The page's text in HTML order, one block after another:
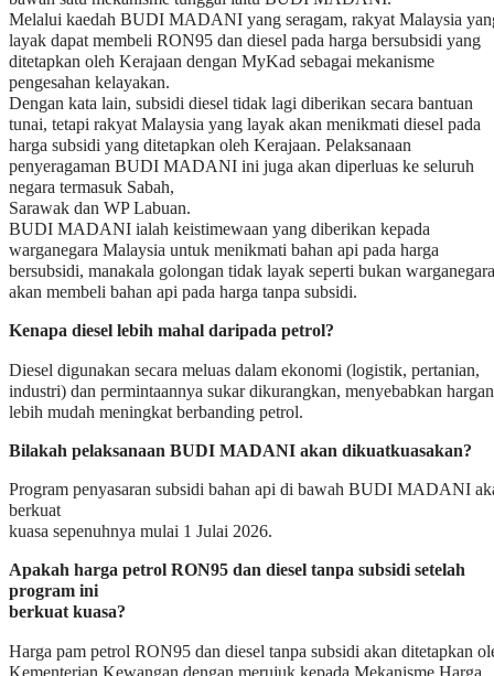
penyeragaman BUDI MADANI ini juga akan diperluas ke seluruh
negara termasuk Sabah,
Sarawak dan WP Labuan.
BUDI MADANI ialah keistimewaan yang diberikan kepada
warganegara Malaysia untuk menikmati bahan api pada harga
bersubsidi, manakala golongan tidak layak seperti bukan warganegara
akan membeli bahan api pada harga tanpa subsidi.
Kenapa diesel lebih mahal daripada petrol?
Diesel digunakan secara meluas dalam ekonomi (logistik, pertanian,
industri) dan permintaannya sukar dikurangkan, menyebabkan
lebih mudah meningkat berbanding petrol.
Bilakah pelaksanaan BUDI MADANI akan dikuatkuasakan?
Program penyasaran subsidi bahan api di bawah BUDI MADANI
berkuat
kuasa sepenuhnya mulai 1 Julai 2026.
Apakah harga petrol RON95 dan diesel tanpa subsidi setelah
program ini
berkuat kuasa?
Harga pam petrol RON95 dan diesel tanpa subsidi akan ditetapkan
Kementerian Kewangan dengan merujuk kepada Mekanisme Harga
Automatik (APM). Melalui formula APM, harga pam petrol RON95
dan diesel akan mengambil kira pergerakan harga pasaran dan pada
masa yang sama Kerajaan akan mengelakkan kesan turun naik harga
pam yang berlebihan (excessive volatility).
Berapa liter kelayakan kuota BUDI Madani Diesel yang